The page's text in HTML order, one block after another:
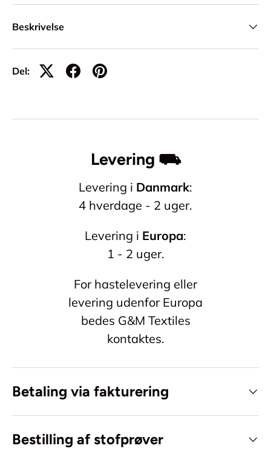
Beskrivelse
Del:
Levering ⛟
Levering i Danmark:
4 hverdage - 2 uger.
Levering i Europa:
1 - 2 uger.
For hastelevering eller
levering udenfor Europa
bedes G&M Textiles
kontaktes.
Betaling via fakturering
Bestilling af stofprøver